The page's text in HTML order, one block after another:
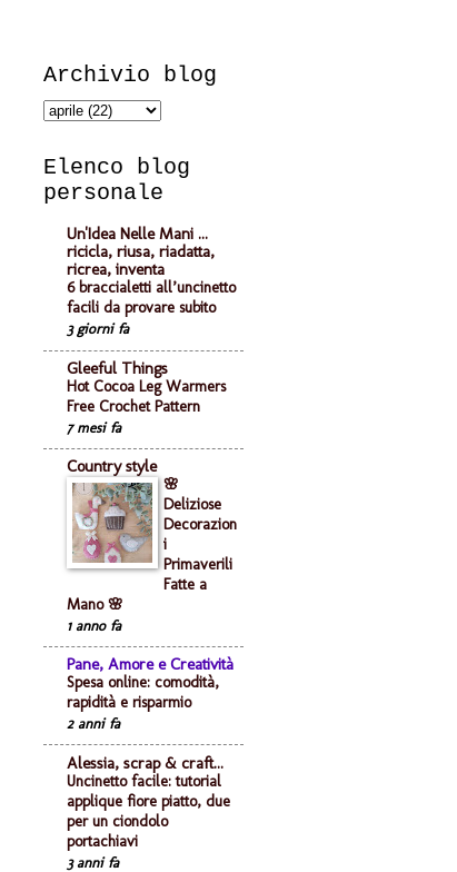
Archivio blog
Elenco blog
personale
Un'Idea Nelle Mani ...
ricicla, riusa, riadatta,
ricrea, inventa
6 braccialetti all’uncinetto
facili da provare subito
3 giorni fa
Gleeful Things
Hot Cocoa Leg Warmers
Free Crochet Pattern
7 mesi fa
Country style
🌸
Deliziose
Decorazion
i
Primaverili
Fatte a
Mano 🌸
1 anno fa
Pane, Amore e Creatività
Spesa online: comodità,
rapidità e risparmio
2 anni fa
Alessia, scrap & craft...
Uncinetto facile: tutorial
applique fiore piatto, due
per un ciondolo
portachiavi
3 anni fa